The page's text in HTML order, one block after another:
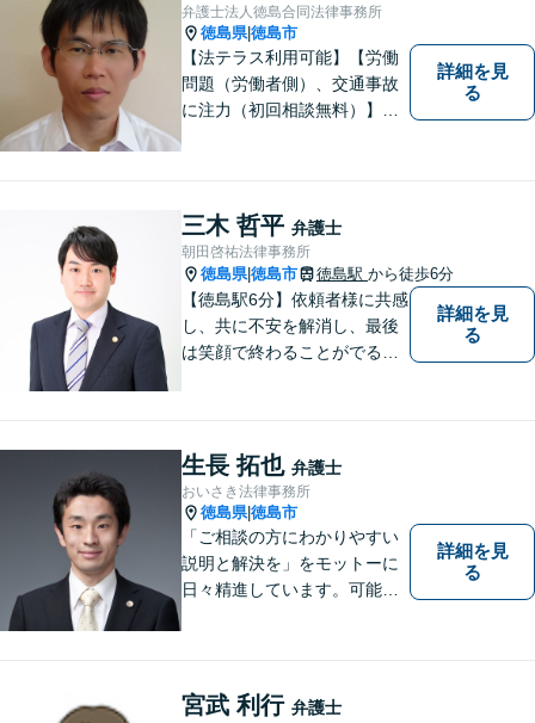
弁護士法人徳島合同法律事務所
徳島県|徳島市
【法テラス利用可能】【労働
問題（労働者側）、交通事故
に注力（初回相談無料）】市
貸借/消費者問題/離婚/相続/債
務整理など）を中心に、社会
的事件にも対応いたします。
お気軽にご相談ください。
詳細を見
る
三木 哲平 弁護士
朝田啓祐法律事務所
徳島県|徳島市 徳島駅 から徒歩6分
【徳島駅6分】依頼者様に共感
し、共に不安を解消し、最後
は笑顔で終わることがでるよ
相談にのっています。 まずは
ご相談ください。
詳細を見
る
生長 拓也 弁護士
おいさき法律事務所
徳島県|徳島市
「ご相談の方にわかりやすい
説明と解決を」をモットーに
日々精進しています。可能な
不安な思いを抱えられている
詳細を見
る
宮武 利行 弁護士